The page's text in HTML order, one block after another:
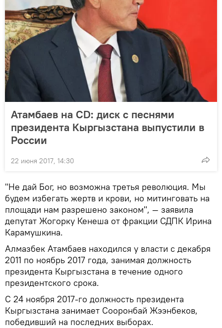
Атамбаев на CD: диск с песнями
президента Кыргызстана выпустили в
России
22 июня 2017, 14:30
"Не дай Бог, но возможна третья революция. Мы
будем избегать жертв и крови, но митинговать на
площади нам разрешено законом", — заявила
депутат Жогорку Кенеша от фракции СДПК Ирина
Карамушкина.
Алмазбек Атамбаев находился у власти с декабря
2011 по ноябрь 2017 года, занимая должность
президента Кыргызстана в течение одного
президентского срока.
С 24 ноября 2017-го должность президента
Кыргызстана занимает Сооронбай Жээнбеков,
победивший на последних выборах.